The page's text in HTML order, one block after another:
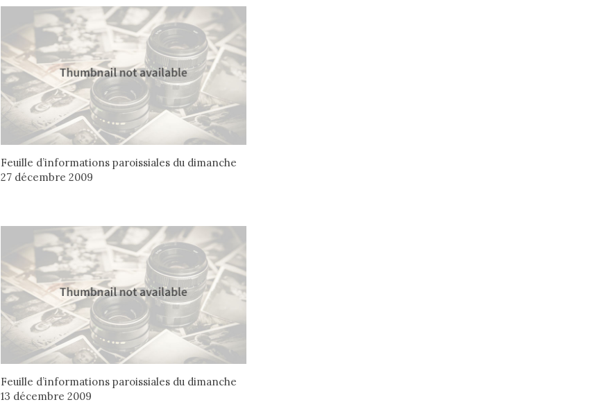
Feuille d’informations paroissiales du dimanche
27 décembre 2009
Feuille d’informations paroissiales du dimanche
13 décembre 2009